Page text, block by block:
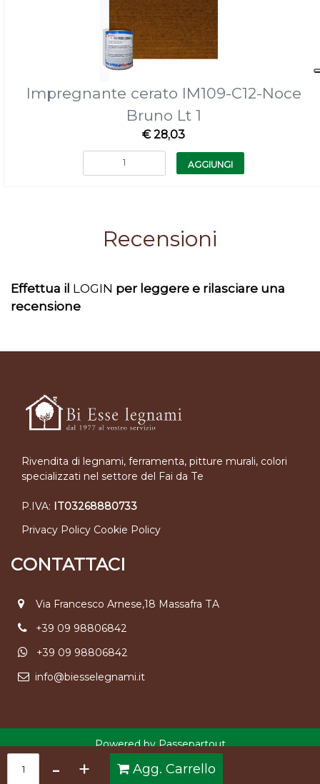
Agg. Carrello
Impregnante cerato IM109-C12-Noce
Bruno Lt 1
€ 28,03
Quantità
AGGIUNGI
Recensioni
Effettua il LOGIN per leggere e rilasciare una
recensione
Rivendita di legnami, ferramenta, pitture murali, colori
specializzati nel settore del Fai da Te
P.IVA: IT03268880733
Privacy Policy Cookie Policy
CONTATTACI
Via Francesco Arnese,18 Massafra TA
+39 09 98806842
+39 09 98806842
info@biesselegnami.it
Powered byPassepartout